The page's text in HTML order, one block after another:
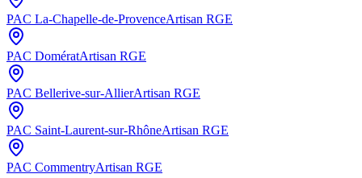
PAC La-Chapelle-de-ProvenceArtisan RGE
PAC DomératArtisan RGE
PAC Bellerive-sur-AllierArtisan RGE
PAC Saint-Laurent-sur-RhôneArtisan RGE
PAC CommentryArtisan RGE